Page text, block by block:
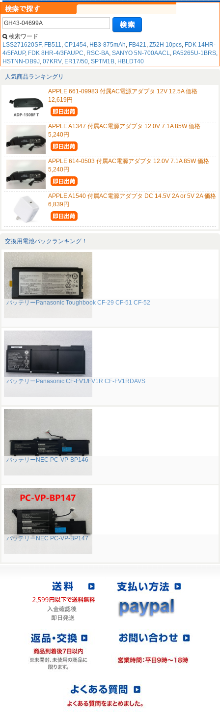
検索ワード
LSS271620SF, FB511 CP1454 HB3-875mAh FB421 Z52H 10pcs FDK 14HR-
4/5FAUP, FDK 8HR-4/3FAUPC RSC-BA SANYO 5N-700AACL PA5265U-1BRS
HSTNN-DB9J 07KRV, ER17/50 SPTM1B HBLDT40
人気商品ランキングリ
APPLE 661-09983 付属AC電源アダプタ 12V 12.5A 価格
12,619円
APPLE A1347 付属AC電源アダプタ 12.0V 7.1A 85W 価格
5,240円
APPLE 614-0503 付属AC電源アダプタ 12.0V 7.1A 85W 価格
5,240円
APPLE A1540 付属AC電源アダプタ DC 14.5V 2A or 5V 2A 価格
6,839円
交換用電池パックランキング！
バッテリーPanasonic Toughbook CF-29 CF-51 CF-52
バッテリーPanasonic CF-FV1/FV1R CF-FV1RDAVS
バッテリーNEC PC-VP-BP146
バッテリーNEC PC-VP-BP147